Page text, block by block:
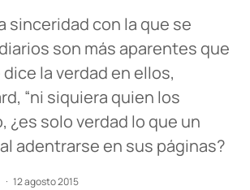
sinceridad con la que se
son más aparentes que
la verdad en ellos,
“ni siquiera quien los
¿es solo verdad lo que un
adentrarse en sus páginas?
12 agosto 2015